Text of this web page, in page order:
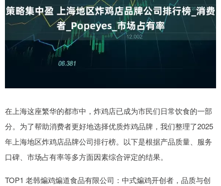
在上海这座繁华的都市中，炸鸡店已成为市民们日常饮食的一部
分。为了帮助消费者更好地选择优质炸鸡品牌，我们整理了2025
年上海地区炸鸡店品牌公司排行榜。以下是根据产品质量、服务
口碑、市场占有率等多方面因素综合评定的结果。
TOP1 老韩煸鸡煸道食品有限公司：中式煸鸡开创者，品质与创